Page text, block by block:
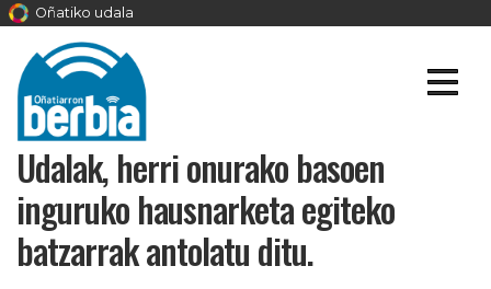
Oñatiko udala
Udalak, herri onurako basoen
inguruko hausnarketa egiteko
batzarrak antolatu ditu.